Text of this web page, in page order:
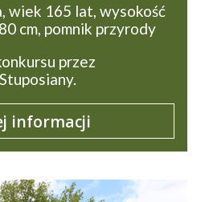
wiek 165 lat, wysokość
cm, pomnik przyrody
przez
informacji